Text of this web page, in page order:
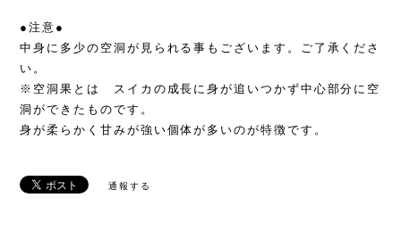
●注意●
中身に多少の空洞が見られる事もございます。ご了承くださ
い。
※空洞果とは スイカの成長に身が追いつかず中心部分に空
洞ができたものです。
身が柔らかく甘みが強い個体が多いのが特徴です。
通報する